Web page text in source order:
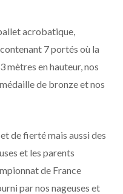
acrobatique,
7 portés où la
mètres en hauteur, nos
de bronze et nos
de fierté mais aussi des
et les parents
de France
par nos nageuses et